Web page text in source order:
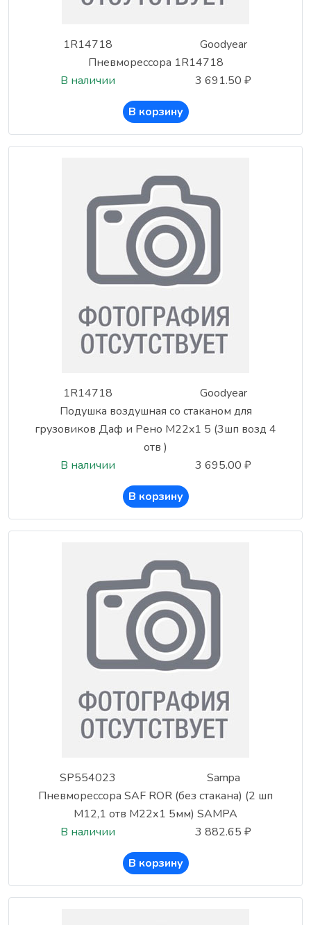
1R14718
Goodyear
Пневморессора 1R14718
В наличии
3 691.50 ₽
В корзину
1R14718
Goodyear
Подушка воздушная со стаканом для
грузовиков Даф и Рено M22x1 5 (3шп возд 4
отв )
В наличии
3 695.00 ₽
В корзину
SP554023
Sampa
Пневморессора SAF ROR (без стакана) (2 шп
М12,1 отв М22х1 5мм) SAMPA
В наличии
3 882.65 ₽
В корзину